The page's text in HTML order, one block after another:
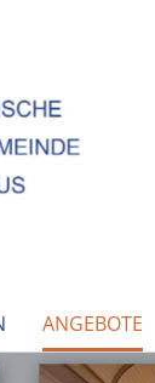
ANGEBOTE